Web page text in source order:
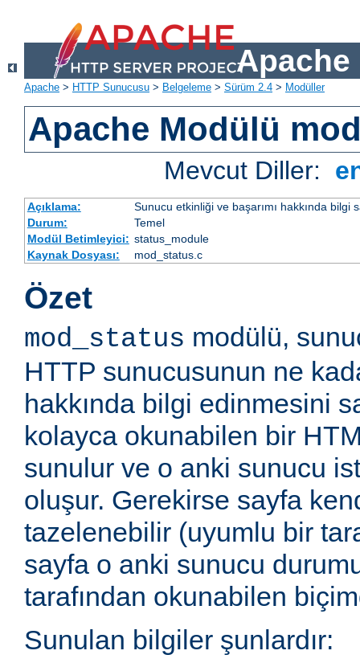
Apache
Apache > HTTP Sunucusu > Belgeleme > Sürüm 2.4 > Modüller
Apache Modülü
Mevcut Diller:
Açıklama:
Sunucu etkinliği ve başarımı hakkında bilgi
Durum:
Temel
Modül Betimleyici: status_module
Kaynak Dosyası:
mod_status.c
Özet
mod_status modülü,
HTTP sunucusunun ne
hakkında bilgi edinmesini
kolayca okunabilen bir
sunulur ve o anki sunucu
oluşur. Gerekirse sayfa
tazelenebilir (uyumlu bir
sayfa o anki sunucu
tarafından okunabilen
Sunulan bilgiler şunlardır: